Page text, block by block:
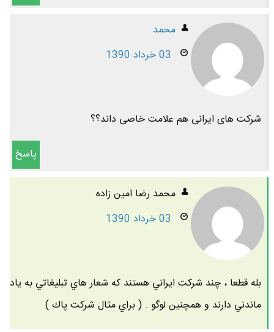
محمد
03 خرداد 1390
شرکت های ایرانی هم علامت خاصی داند؟؟
پاسخ
محمد رضا امين زاده
03 خرداد 1390
بله قطعا ، چند شركت ايراني هستند كه شعار هاي تبليغاتي به ياد
ماندني دارند و همچنين لوگو . ( براي مثال شركت پاك )